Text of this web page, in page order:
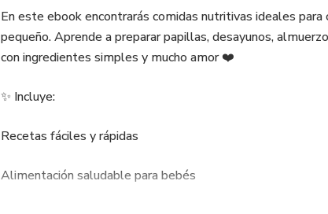
En este ebook encontrarás comidas nutritivas ideales
pequeño. Aprende a preparar papillas, desayunos,
con ingredientes simples y mucho amor ❤️
✨ Incluye:
Recetas fáciles y rápidas
Alimentación saludable para bebés